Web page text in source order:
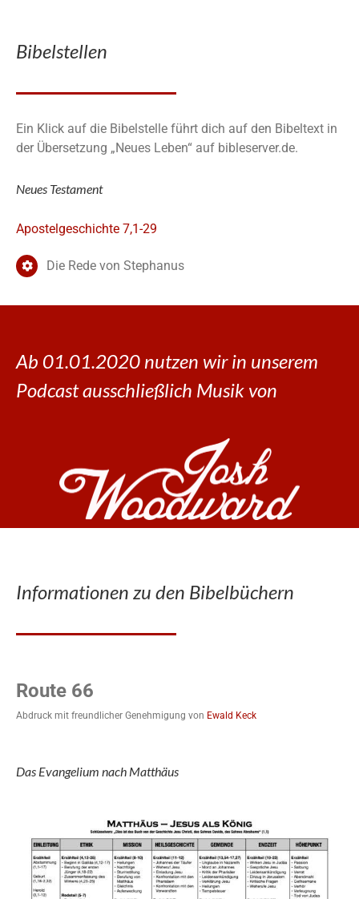
Bibelstellen
Ein Klick auf die Bibelstelle führt dich auf den Bibeltext in
der Übersetzung „Neues Leben“ auf bibleserver.de.
Neues Testament
Apostelgeschichte 7,1-29
Die Rede von Stephanus
Ab 01.01.2020 nutzen wir in unserem
Podcast ausschließlich Musik von
Informationen zu den Bibelbüchern
Route 66
Abdruck mit freundlicher Genehmigung von Ewald Keck
Das Evangelium nach Matthäus